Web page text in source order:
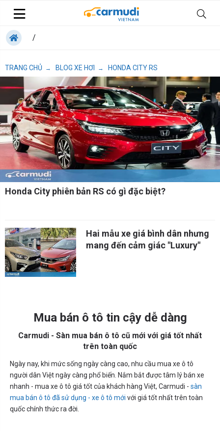
/
TRANG CHỦ → BLOG XE HƠI → HONDA CITY RS
Honda City phiên bản RS có gì đặc biệt?
Hai mẫu xe giá bình dân nhưng
mang đến cảm giác "Luxury"
Mua bán ô tô tin cậy dễ dàng
Carmudi - Sàn mua bán ô tô cũ mới với giá tốt nhất
trên toàn quốc
Ngày nay, khi mức sống ngày càng cao, nhu cầu mua xe ô tô
người dân Việt ngày càng phổ biến. Nắm bắt được tâm lý bán xe
nhanh - mua xe ô tô giá tốt của khách hàng Việt, Carmudi - sàn
mua bán ô tô đã sử dụng - xe ô tô mới với giá tốt nhất trên toàn
quốc chính thức ra đời.